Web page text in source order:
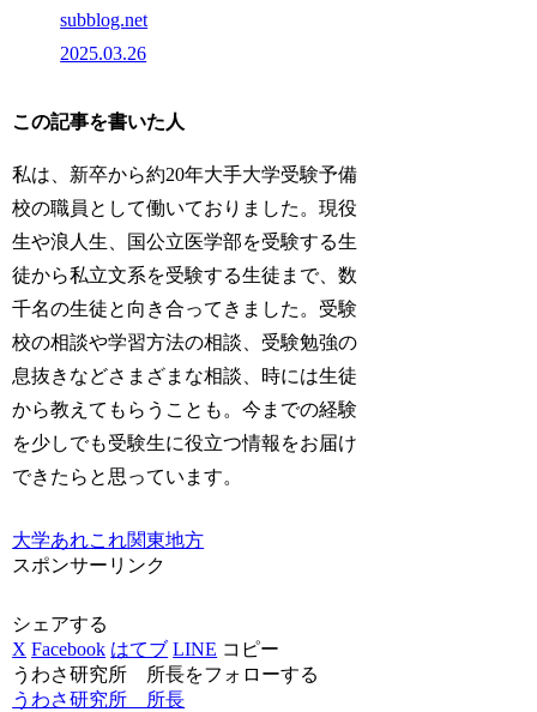
subblog.net
2025.03.26
この記事を書いた人
私は、新卒から約20年大手大学受験予備
校の職員として働いておりました。現役
生や浪人生、国公立医学部を受験する生
徒から私立文系を受験する生徒まで、数
千名の生徒と向き合ってきました。受験
校の相談や学習方法の相談、受験勉強の
息抜きなどさまざまな相談、時には生徒
から教えてもらうことも。今までの経験
を少しでも受験生に役立つ情報をお届け
できたらと思っています。
大学あれこれ関東地方
スポンサーリンク
シェアする
X Facebook はてブ LINE コピー
うわさ研究所 所長をフォローする
うわさ研究所 所長